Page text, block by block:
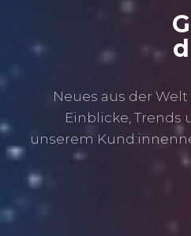
Neues aus der Welt
Einblicke, Trends
unserem